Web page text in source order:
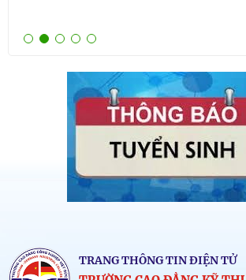
TRANG THÔNG TIN ĐIỆN TỬ